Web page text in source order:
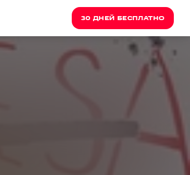
30 ДНЕЙ БЕСПЛАТНО